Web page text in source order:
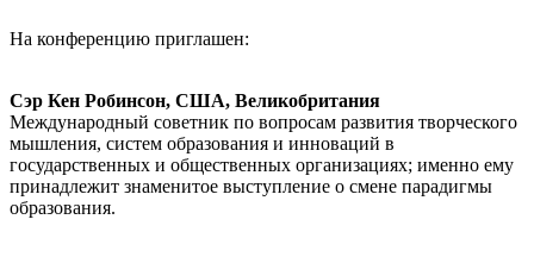
На конференцию приглашен:
Сэр Кен Робинсон, США, Великобритания
Международный советник по вопросам развития творческого
мышления, систем образования и инноваций в
государственных и общественных организациях; именно ему
принадлежит знаменитое выступление о смене парадигмы
образования.